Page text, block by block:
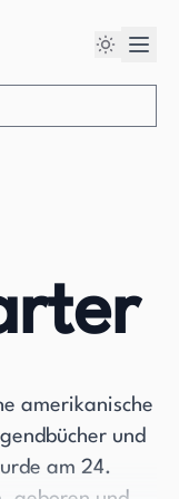
amerikanische
und
am 24.